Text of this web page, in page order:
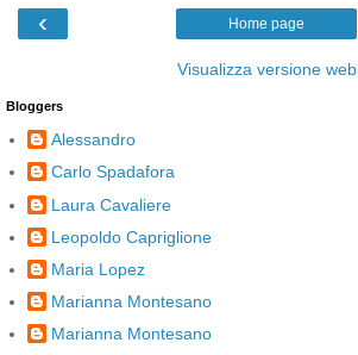
‹ Home page
Visualizza versione web
Bloggers
Alessandro
Carlo Spadafora
Laura Cavaliere
Leopoldo Capriglione
Maria Lopez
Marianna Montesano
Marianna Montesano